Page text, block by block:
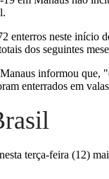
enterros neste início
dos seguintes
informou que,
enterrados em
terça-feira (12)